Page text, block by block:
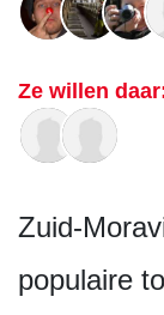
Ze willen
Zuid-
populaire